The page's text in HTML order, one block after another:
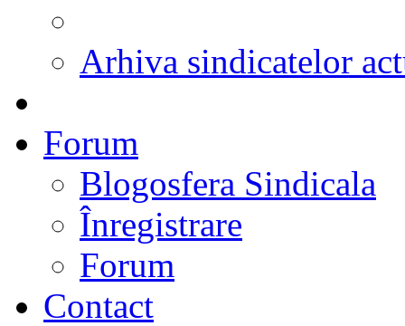
Arhiva sindicatelor
Forum
Blogosfera Sindicala
Înregistrare
Forum
Contact